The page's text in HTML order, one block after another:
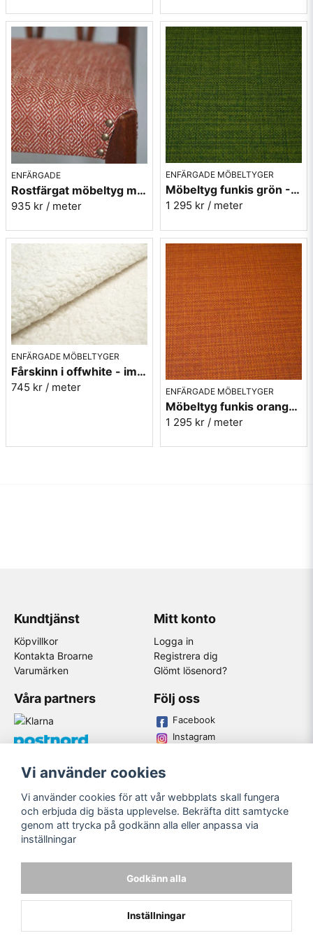
ENFÄRGADE
Rostfärgat möbeltyg med gåsögon - Magdalena nr.31
935 kr / meter
ENFÄRGADE MÖBELTYGER
Möbeltyg funkis grön - Grass - Funk nr.9719
1 295 kr / meter
ENFÄRGADE MÖBELTYGER
Fårskinn i offwhite - imitation - Gute 102
745 kr / meter ENFÄRGADE MÖBELTYGER
Möbeltyg funkis orange - Rost - Funk nr.9314
1 295 kr / meter
man har alltså inte tillsatt något för att skydda fibern på ytan.
CS står för komfort och säkerhet
Här kan du läsa mer om det smarta materialet Trevira CS
Här hittar du mera enfärgade möbeltyger
Kundtjänst
Köpvillkor
Kontakta Broarne
Varumärken
Mitt konto
Logga in
Registrera dig
Glömt lösenord?
Våra partners Följ oss
Facebook
Instagram
© Copyright
Vi använder cookies
Vi använder cookies för att vår webbplats skall fungera
och erbjuda dig bästa upplevelse. Bekräfta ditt samtycke
genom att trycka på godkänn alla eller anpassa via
inställningar
Godkänn alla
Inställningar